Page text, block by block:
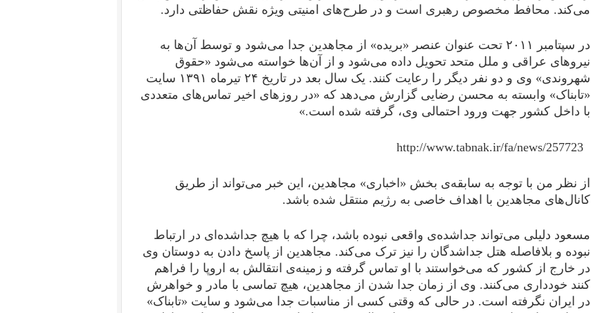
می‌کند. محافط مخصوص رهبری است و در طرح‌های امنیتی ویژه نقش حفاظتی دارد.
در سپتامبر ۲۰۱۱ تحت عنوان عنصر «بریده» از مجاهدین جدا می‌شود و توسط آن‌ها به
نیروهای عراقی و ملل متحد تحویل داده می‌شود و از آن‌ها خواسته می‌شود «حقوق
شهروندی» وی و دو نفر دیگر را رعایت کنند. یک سال بعد در تاریخ ۲۴ تیرماه ۱۳۹۱ سایت
«تابناک» وابسته به محسن رضایی گزارش می‌دهد که «در روزهای اخیر تماس‌های متعددی
با داخل کشور جهت ورود احتمالی وی، گرفته شده است.»
http://www.tabnak.ir/fa/news/257723
از نظر من با توجه به سابقه‌ی بخش «اخباری»‌ مجاهدین، این خبر می‌تواند از طریق
کانال‌های مجاهدین با اهداف خاصی به رژیم منتقل شده باشد.
مسعود دلیلی می‌تواند جداشده‌ی واقعی نبوده باشد، چرا که با هیچ جداشده‌ای در ارتباط
نبوده و بلافاصله هتل‌ جداشدگان را نیز ترک می‌کند. مجاهدین از پاسخ دادن به دوستان وی
در خارج از کشور که می‌خواستند با او تماس گرفته و زمینه‌ی انتقالش به اروپا را فراهم
کنند خودداری می‌کنند. وی از زمان جدا شدن از مجاهدین، هیچ تماسی با مادر و خواهرش
در ایران نگرفته است. در حالی که وقتی کسی از مناسبات جدا می‌شود و سایت «تابناک»